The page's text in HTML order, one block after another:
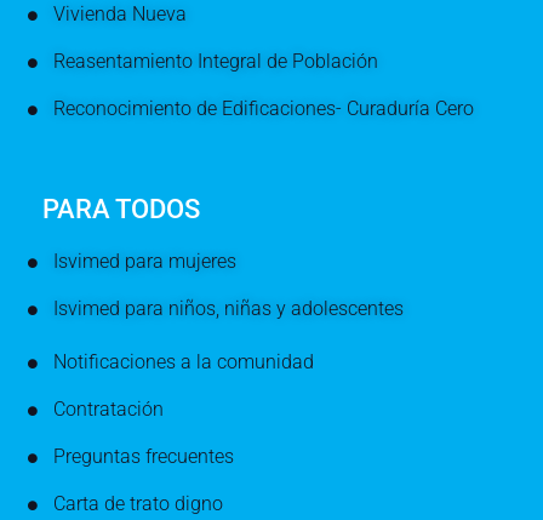
Vivienda Nueva
Reasentamiento Integral de Población
Reconocimiento de Edificaciones- Curaduría Cero
PARA TODOS
Isvimed para mujeres
Isvimed para niños, niñas y adolescentes
Notificaciones a la comunidad
Contratación
Preguntas frecuentes
Carta de trato digno